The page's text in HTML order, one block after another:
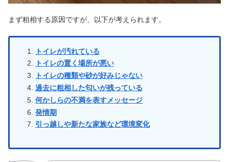
まず粗相する原因ですが、以下が考えられます。
トイレが汚れている
トイレの置く場所が悪い
トイレの種類や砂が好みじゃない
過去に粗相した匂いが残っている
何かしらの不満を表すメッセージ
発情期
引っ越しや新たな家族など環境変化